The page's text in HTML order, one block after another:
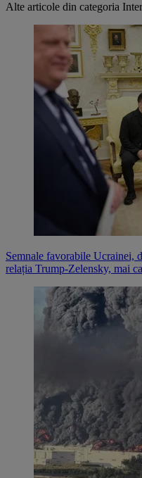
Alte articole din categoria
Semnale favorabile Ucrainei,
relația Trump-Zelensky, mai